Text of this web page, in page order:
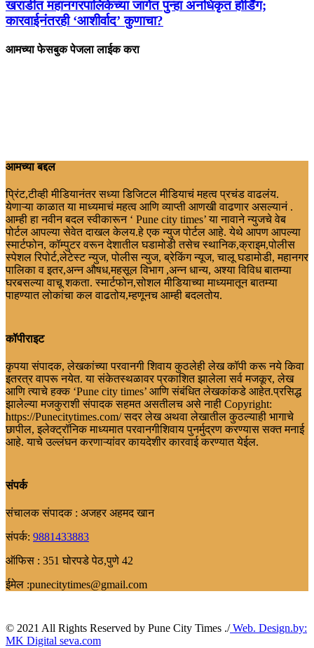
खराडीत महानगरपालिकेच्या जागेत पुन्हा अनधिकृत होर्डिंग;
कारवाईनंतरही ‘आशीर्वाद’ कुणाचा?
आमच्या फेसबुक पेजला लाईक करा
आमच्या बद्दल
प्रिंट,टीव्ही मीडियानंतर सध्या डिजिटल मीडियाचं महत्व प्रचंड वाढलंय.
येणाऱ्या काळात या माध्यमाचं महत्व आणि व्याप्ती आणखी वाढणार असल्यानं .
आम्ही हा नवीन बदल स्वीकारून ‘ Pune city times’ या नावाने न्युजचे वेब
पोर्टल आपल्या सेवेत दाखल केलय.हे एक न्युज पोर्टल आहे. येथे आपण आपल्या
स्मार्टफोन, कॉम्पुटर वरून देशातील घडामोडी तसेच स्थानिक,क्राइम,पोलीस
स्पेशल रिपोर्ट,लेटेस्ट न्युज, पोलीस न्युज, ब्रेकिंग न्यूज, चालू घडामोडी, महानगर
पालिका व इतर,अन्न औषध,महसूल विभाग ,अन्न धान्य, अश्या विविध बातम्या
घरबसल्या वाचू शकता. स्मार्टफोन,सोशल मीडियाच्या माध्यमातून बातम्या
पाहण्यात लोकांचा कल वाढतोय,म्हणूनच आम्ही बदलतोय.
कॉपीराइट
कृपया संपादक, लेखकांच्या परवानगी शिवाय कुठलेही लेख कॉपी करू नये किवा
इतरत्र वापरू नयेत. या संकेतस्थळावर प्रकाशित झालेला सर्व मजकूर, लेख
आणि त्याचे हक्क ‘Pune city times’ आणि संबंधित लेखकांकडे आहेत.प्रसिद्ध
झालेल्या मजकुराशी संपादक सहमत असतीलच असे नाही Copyright:
https://Punecitytimes.com/ सदर लेख अथवा लेखातील कुठल्याही भागाचे
छापील, इलेक्ट्रॉनिक माध्यमात परवानगीशिवाय पुनर्मुद्रण करण्यास सक्त मनाई
आहे. याचे उल्लंघन करणाऱ्यांवर कायदेशीर कारवाई करण्यात येईल.
संपर्क
संचालक संपादक : अजहर अहमद खान
संपर्क: 9881433883
ऑफिस : 351 घोरपडे पेठ,पुणे 42
ईमेल :punecitytimes@gmail.com
© 2021 All Rights Reserved by Pune City Times ./Web. Design.by:
MK Digital seva.com